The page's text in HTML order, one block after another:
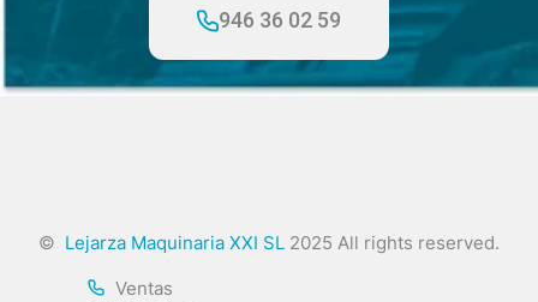
946 36 02 59
© Lejarza Maquinaria XXI SL 2025 All rights reserved.
Ventas